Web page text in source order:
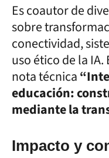
Es coautor de
sobre
conectividad,
uso ético de la
nota técnica
educación:
mediante la
Impacto y